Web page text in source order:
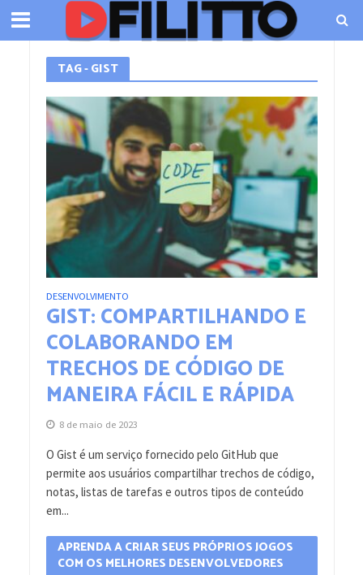
TAG - GIST
DESENVOLVIMENTO
GIST: COMPARTILHANDO E
COLABORANDO EM
TRECHOS DE CÓDIGO DE
MANEIRA FÁCIL E RÁPIDA
8 de maio de 2023
O Gist é um serviço fornecido pelo GitHub que
permite aos usuários compartilhar trechos de código,
notas, listas de tarefas e outros tipos de conteúdo
em...
APRENDA A CRIAR SEUS PRÓPRIOS JOGOS
COM OS MELHORES DESENVOLVEDORES